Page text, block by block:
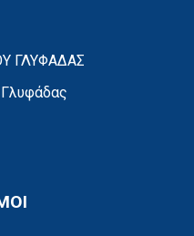
ΓΛΥΦΑΔΑΣ